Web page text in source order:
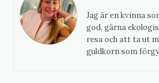
Jag är en kvinna
god, gärna
resa och att ta ut
guldkorn som